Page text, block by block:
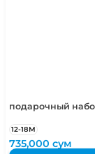
подарочный
12-18М
735,000сум